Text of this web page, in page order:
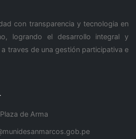
con transparencia y tecnologia en
logrando el desarrollo integral y
traves de una gestión participativa e
de Arma